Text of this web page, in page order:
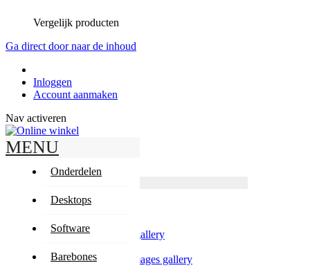
Vergelijk producten
Ga direct door naar de inhoud
Inloggen
Account aanmaken
Nav activeren
MENU
Onderdelen
Desktops
Software
Barebones
Zoeken
Zoeken
Geavanceerd zoeken
Mijn winkelwagen
Skip to the end of the images gallery
Skip to the beginning of the images gallery